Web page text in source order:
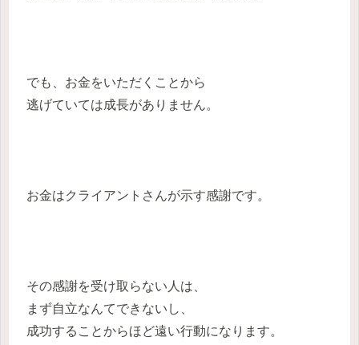
でも、お金をいただくことから
逃げていては成長がありません。
お金はクライアントさんが示す感謝です。
その感謝を受け取らない人は、
まず自立なんてできないし、
成功することからほど遠い行動になります。